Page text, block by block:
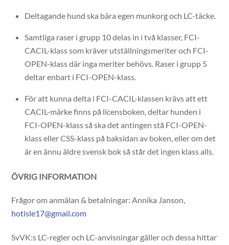
Deltagande hund ska bära egen munkorg och LC-täcke.
Samtliga raser i grupp 10 delas in i två klasser, FCI-
CACIL-klass som kräver utställningsmeriter och FCI-
OPEN-klass där inga meriter behövs. Raser i grupp 5
deltar enbart i FCI-OPEN-klass.
För att kunna delta i FCI-CACIL-klassen krävs att ett
CACIL-märke finns på licensboken, deltar hunden i
FCI-OPEN-klass så ska det antingen stå FCI-OPEN-
klass eller CSS-klass på baksidan av boken, eller om det
är en ännu äldre svensk bok så står det ingen klass alls.
ÖVRIG INFORMATION
Frågor om anmälan & betalningar: Annika Janson,
hotisle17@gmail.com
SvVK:s LC-regler och LC-anvisningar gäller och dessa hittar